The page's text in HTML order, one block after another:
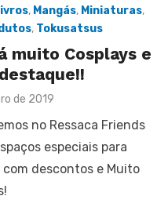
, Mangás, Miniaturas,
, Tokusatsus
muito Cosplays e
de 2019
no Ressaca Friends
especiais para
descontos e Muito